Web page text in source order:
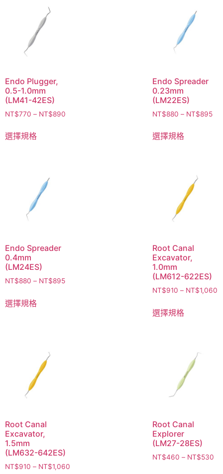
Endo Plugger,
0.5-1.0mm
(LM41-42ES)
NT$770 – NT$890
選擇規格
Endo Spreader
0.23mm
(LM22ES)
NT$880 – NT$895
選擇規格
Endo Spreader
0.4mm
(LM24ES)
NT$880 – NT$895
選擇規格
Root Canal
Excavator,
1.0mm
(LM612-622ES)
NT$910 – NT$1,060
選擇規格
Root Canal
Excavator,
1.5mm
(LM632-642ES)
NT$910 – NT$1,060
Root Canal
Explorer
(LM27-28ES)
NT$460 – NT$530